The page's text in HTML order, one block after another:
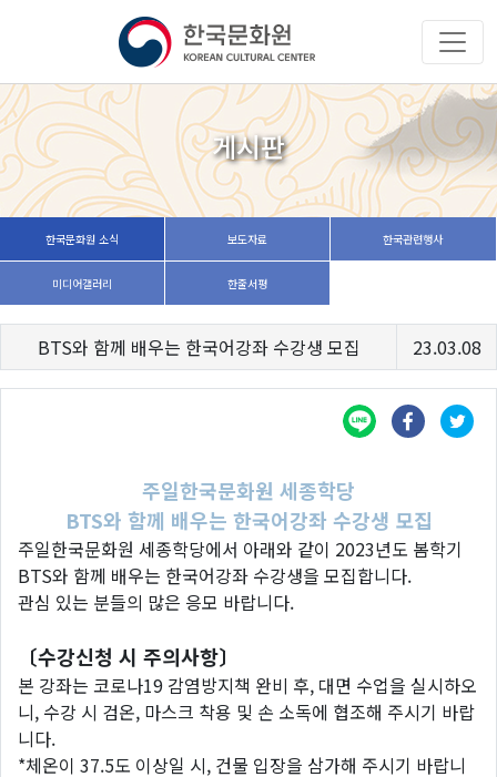
게시판
한국문화원 소식 보도자료 한국관련행사
미디어갤러리 한줄서평
BTS와 함께 배우는 한국어강좌 수강생 모집 23.03.08
주일한국문화원 세종학당
BTS와 함께 배우는 한국어강좌 수강생 모집
주일한국문화원 세종학당에서 아래와 같이 2023년도 봄학기
BTS와 함께 배우는 한국어강좌 수강생을 모집합니다.
관심 있는 분들의 많은 응모 바랍니다.
〔수강신청 시 주의사항〕
본 강좌는 코로나19 감염방지책 완비 후, 대면 수업을 실시하오
니, 수강 시 검온, 마스크 착용 및 손 소독에 협조해 주시기 바랍
니다.
*체온이 37.5도 이상일 시, 건물 입장을 삼가해 주시기 바랍니